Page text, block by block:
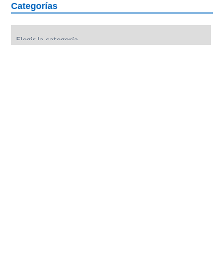
Categorías